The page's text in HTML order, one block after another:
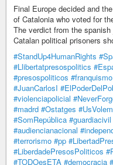
Final Europe decided and
of Catalonia who voted for
The verdict from the
Catalan political prisoners
#StandUp4HumanRights
#Llibertatpresospolitics
#presospoliticos #franquismo
#JuanCarlosI
#violenciapolicial
#madrd #Ostatges
#SomRepública #guardiacivil
#audiencianacional
#terrorismo #pp
#LiberdadePresosPoliticos
#TODOesETA #democracia